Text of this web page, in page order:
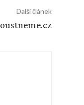
Další článek